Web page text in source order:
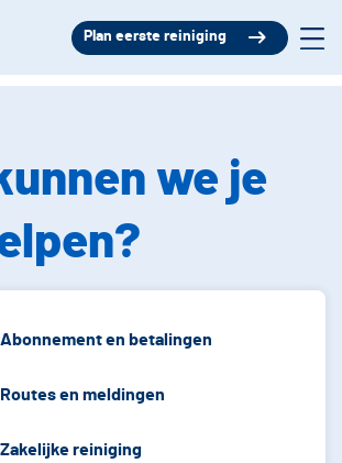
Plan eerste reiniging
we je
Abonnement en betalingen
Routes en meldingen
Zakelijke reiniging